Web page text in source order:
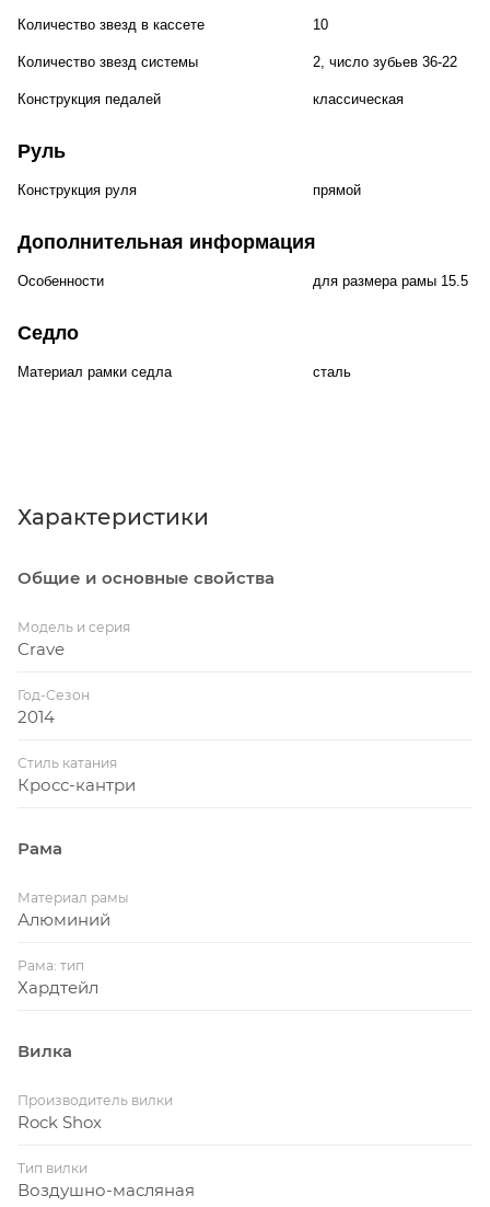
Количество звезд в кассете 10
Количество звезд системы 2, число зубьев 36-22
Конструкция педалей классическая
Руль
Конструкция руля прямой
Дополнительная информация
Особенности для размера рамы 15.5
Седло
Материал рамки седла сталь
Характеристики
Общие и основные свойства
Модель и серия
Crave
Год-Сезон
2014
Стиль катания
Кросс-кантри
Рама
Материал рамы
Алюминий
Рама: тип
Хардтейл
Вилка
Производитель вилки
Rock Shox
Тип вилки
Воздушно-масляная